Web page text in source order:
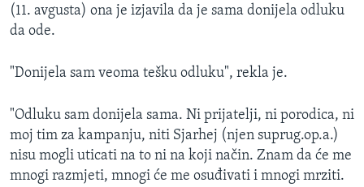
(11. avgusta) ona je izjavila da je sama donijela odluku
da ode.
"Donijela sam veoma tešku odluku", rekla je.
"Odluku sam donijela sama. Ni prijatelji, ni porodica, ni
moj tim za kampanju, niti Sjarhej (njen suprug.op.a.)
nisu mogli uticati na to ni na koji način. Znam da će me
mnogi razmjeti, mnogi će me osuđivati i mnogi mrziti.